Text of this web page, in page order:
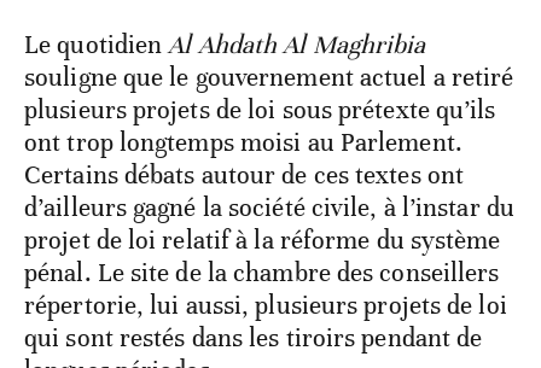
Le quotidienAl Ahdath Al Maghribia
souligne que le gouvernement actuel a retiré
plusieurs projets de loi sous prétexte qu’ils
ont trop longtemps moisi au Parlement.
Certains débats autour de ces textes ont
d’ailleurs gagné la société civile, à l’instar du
projet de loi relatif à la réforme du système
pénal. Le site de la chambre des conseillers
répertorie, lui aussi, plusieurs projets de loi
qui sont restés dans les tiroirs pendant de